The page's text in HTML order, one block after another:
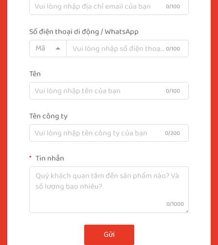
0/100
Số điện thoại di động / WhatsApp
Mã
0/100
Tên
0/100
Tên công ty
0/200
Tin nhắn
0/1000
Gửi